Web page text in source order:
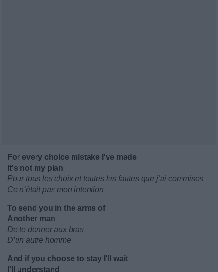
For every choice mistake I've made
It's not my plan
Pour tous les choix et toutes les fautes que j’ai commises
Ce n’était pas mon intention
To send you in the arms of
Another man
De te donner aux bras
D’un autre homme
And if you choose to stay I'll wait
I'll understand